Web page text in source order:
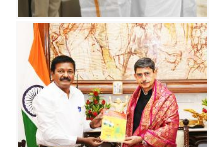
ன்
தி
ரு
க்
கு
ற
ள்